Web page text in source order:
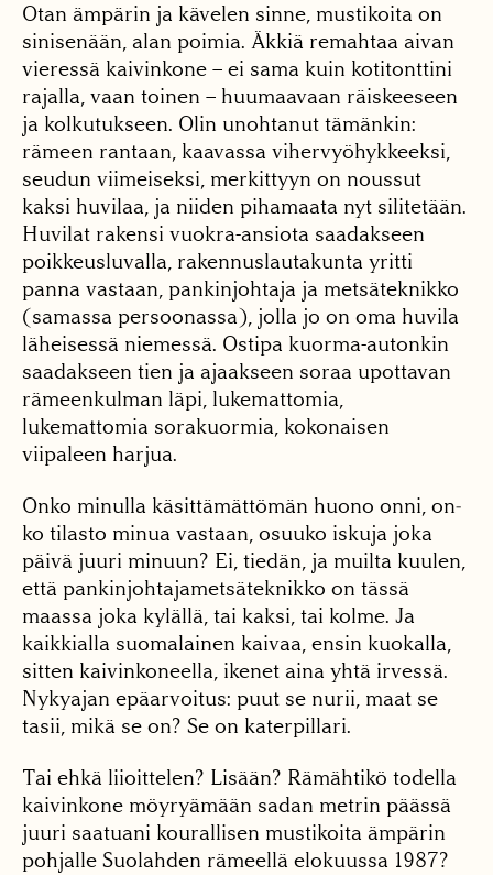
Otan ämpärin ja kävelen sinne, mustikoita on
sinisenään, alan poimia. Äkkiä remahtaa aivan
vieressä kaivinkone – ei sama kuin kotitonttini
rajalla, vaan toinen – huumaavaan räiskeeseen
ja kolkutuk­seen. Olin unohtanut tä­mänkin:
rämeen rantaan, kaavassa vihervyöhykkeek­si,
seudun viimeiseksi, mer­kittyyn on noussut
kaksi huvilaa, ja niiden pihamaa­ta nyt silitetään.
Huvilat rakensi vuokra-ansiota saa­dakseen
poikkeusluvalla, rakennuslautakunta yritti
panna vastaan, pankinjoh­taja ja metsäteknikko
(sa­massa persoonassa), jolla jo on oma huvila
läheisessä niemessä. Ostipa kuorma-autonkin
saadakseen tien ja ajaakseen soraa upotta­van
rämeenkulman läpi, lu­kemattomia,
lukemattomia sorakuormia, kokonaisen
viipaleen harjua.
Onko minulla käsittä­mättömän huono onni, on­
ko tilasto minua vastaan, osuuko iskuja joka
päivä juuri minuun? Ei, tiedän, ja muilta kuulen,
että pankinjohtajametsäteknikko on tässä
maassa joka kyläl­lä, tai kaksi, tai kolme. Ja
kaikkialla suomalainen kai­vaa, ensin kuokalla,
sitten kaivinkoneella, ikenet aina yhtä irvessä.
Nykyajan epäarvoitus: puut se nurii, maat se
tasii, mikä se on? Se on katerpillari.
Tai ehkä liioittelen? Li­sään? Rämähtikö todella
kaivinkone möyryämään sadan metrin päässä
juuri saatuani kourallisen musti­koita ämpärin
pohjalle Suolahden rämeellä elo­kuussa 1987?